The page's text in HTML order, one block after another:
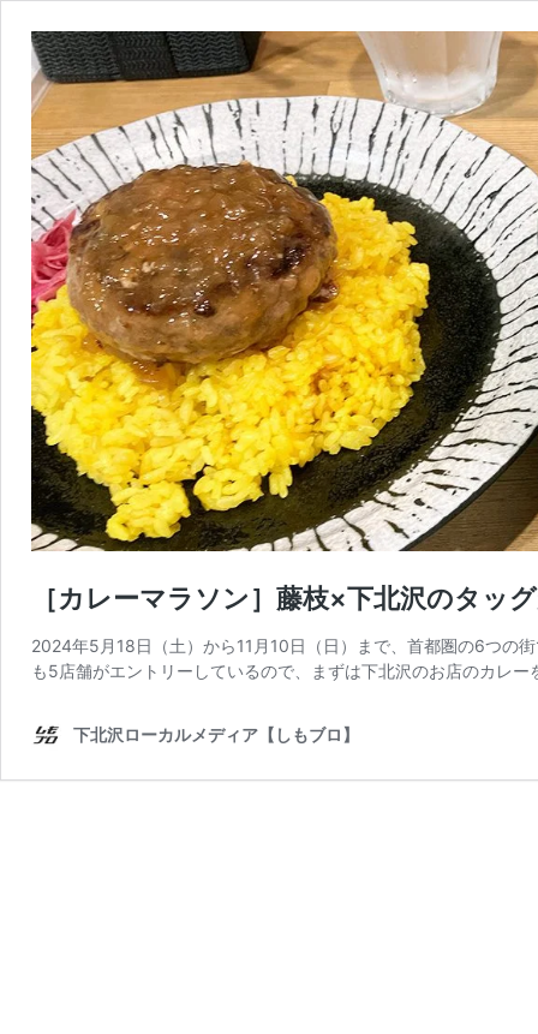
［カレーマラソン］藤枝×下北沢のタッ
2024年5月18日（土）から11月10日（日）まで、首都圏の6つの
も5店舗がエントリーしているので、まずは下北沢のお店のカレ
下北沢ローカルメディア【しもブロ】